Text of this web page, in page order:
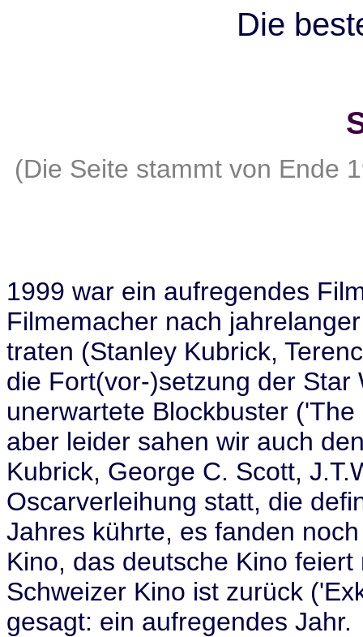
Die
(Die Seite stammt von Ende
1999 war ein aufregendes
Filmemacher nach
traten (Stanley Kubrick,
die Fort(vor-)setzung der
unerwartete Blockbuster
aber leider sahen wir auch
Kubrick, George C. Scott,
Oscarverleihung statt, die
Jahres kührte, es fanden
Kino, das deutsche Kino
Schweizer Kino ist zurück
gesagt: ein aufregendes Jahr.